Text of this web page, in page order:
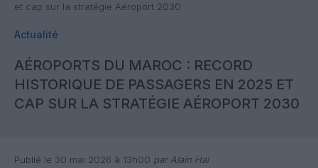
et cap sur la stratégie Aéroport 2030
Actualité
AÉROPORTS DU MAROC : RECORD
HISTORIQUE DE PASSAGERS EN 2025 ET
CAP SUR LA STRATÉGIE AÉROPORT 2030
Publié le 30 mai 2026 à 13h00 par Alain Hai